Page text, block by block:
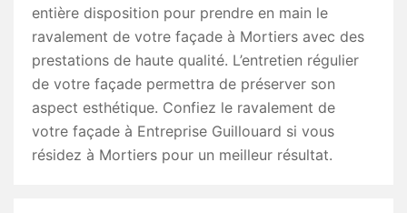
entière disposition pour prendre en main le
ravalement de votre façade à Mortiers avec des
prestations de haute qualité. L’entretien régulier
de votre façade permettra de préserver son
aspect esthétique. Confiez le ravalement de
votre façade à Entreprise Guillouard si vous
résidez à Mortiers pour un meilleur résultat.